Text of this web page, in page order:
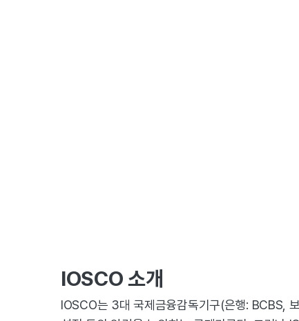
IOSCO 소개
IOSCO는 3대 국제금융감독기구(은행: BCBS,